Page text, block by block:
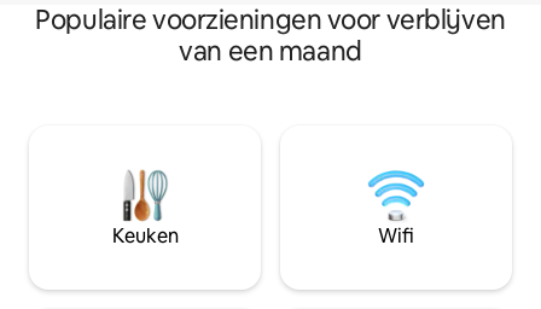
Populaire voorzieningen voor verblijven
van een maand
Keuken Wifi